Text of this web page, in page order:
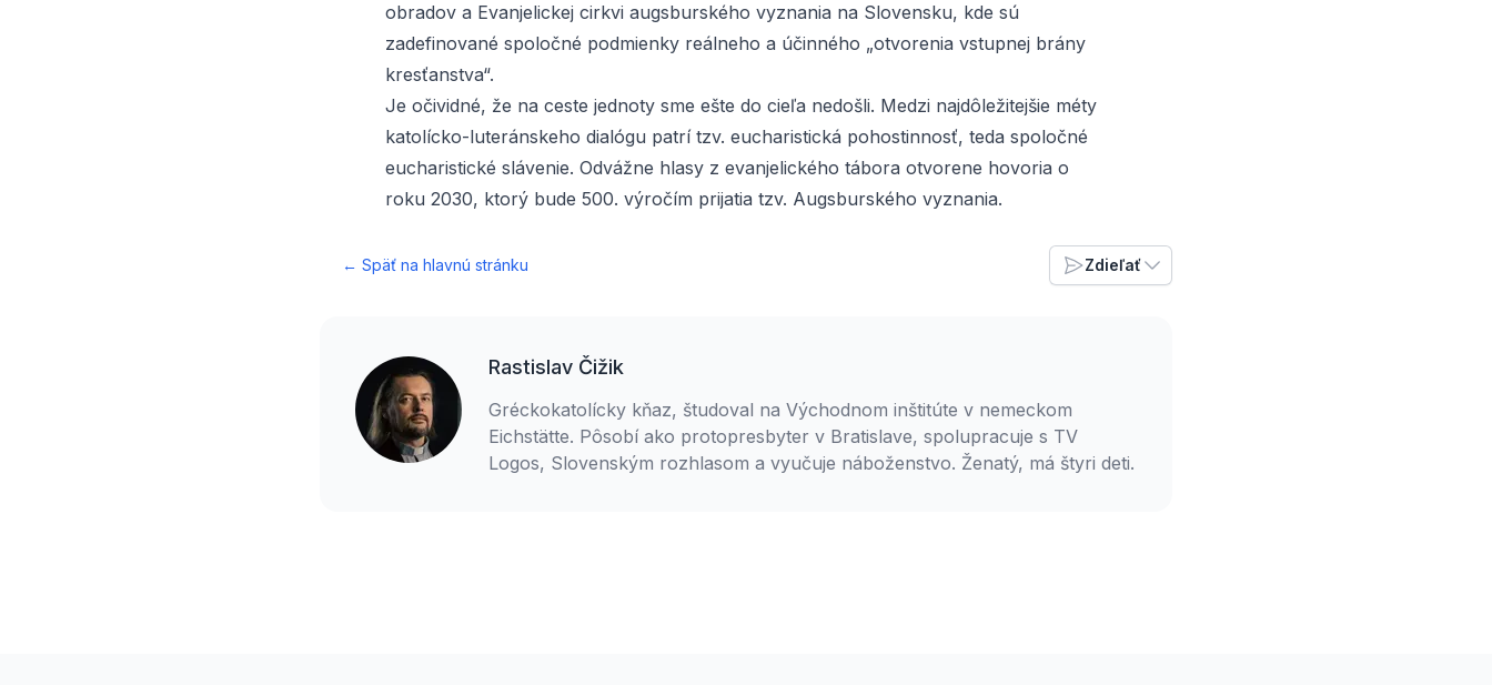
obradov a Evanjelickej cirkvi augsburského vyznania na Slovensku, kde sú
zadefinované spoločné podmienky reálneho a účinného „otvorenia vstupnej brány
kresťanstva“.
Je očividné, že na ceste jednoty sme ešte do cieľa nedošli. Medzi najdôležitejšie méty
katolícko-luteránskeho dialógu patrí tzv. eucharistická pohostinnosť, teda spoločné
eucharistické slávenie. Odvážne hlasy z evanjelického tábora otvorene hovoria o
roku 2030, ktorý bude 500. výročím prijatia tzv. Augsburského vyznania.
← Späť na hlavnú stránku Zdieľať
Rastislav Čižik
Gréckokatolícky kňaz, študoval na Východnom inštitúte v nemeckom
Eichstätte. Pôsobí ako protopresbyter v Bratislave, spolupracuje s TV
Logos, Slovenským rozhlasom a vyučuje náboženstvo. Ženatý, má štyri deti.